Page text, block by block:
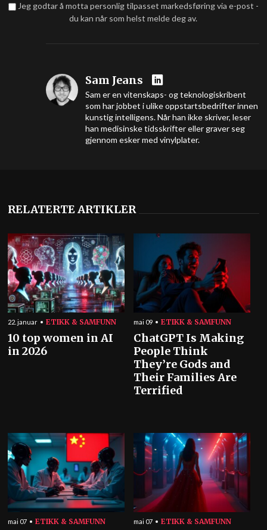
Jeg godtar å motta personlig tilpasset markedsføring via e-post -
du kan når som helst melde deg av.
Sam Jeans
Sam er en vitenskaps- og teknologiskribent
som har jobbet i ulike oppstartsbedrifter innen
kunstig intelligens. Når han ikke skriver, leser
han medisinske tidsskrifter eller graver seg
gjennom esker med vinylplater.
RELATERTE ARTIKLER
22. januar ETIKK & SAMFUNN
10 top women in AI
in 2026
mai 09 ETIKK & SAMFUNN
ChatGPT Is Making
People Think
They’re Gods and
Their Families Are
Terrified
mai 07 ETIKK & SAMFUNN mai 07 ETIKK & SAMFUNN